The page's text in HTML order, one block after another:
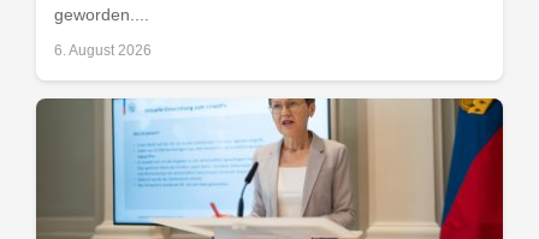
geworden....
6. August 2026